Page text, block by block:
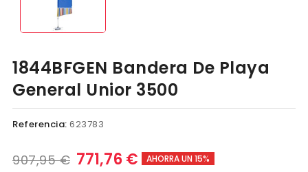
1844BFGEN Bandera De Playa
General Unior 3500
Referencia: 623783
907,95 € 771,76 € AHORRA UN 15%